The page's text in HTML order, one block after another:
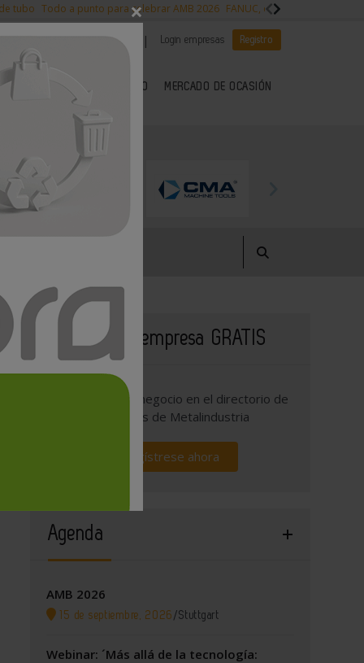
tubo Todo a punto para celebrar AMB 2026 FANUC, colaboración con
Es noticia | CANAL EMPLEO | Login empresas Registro
SECTOR DEL METAL KIOSCO MERCADO DE OCASIÓN
Publique su empresa GRATIS
Promocione su negocio en el directorio de
empresas de Metalindustria
Regístrese ahora
Agenda
AMB 2026
15 de septiembre, 2026 /Stuttgart
Webinar: ´Más allá de la tecnología:
×